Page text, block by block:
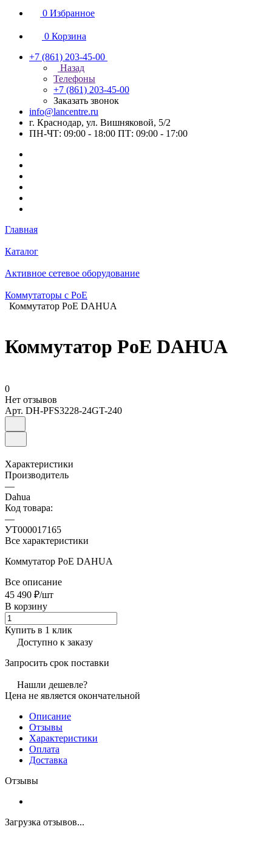
0 Избранное
0 Корзина
+7 (861) 203-45-00
Назад
Телефоны
+7 (861) 203-45-00
Заказать звонок
info@lancentre.ru
г. Краснодар, ул. Вишняковой, 5/2
ПН-ЧТ: 09:00 - 18:00 ПТ: 09:00 - 17:00
Главная
Каталог
Активное сетевое оборудование
Коммутаторы c PoE
Коммутатор PoE DAHUA
Коммутатор PoE DAHUA
0
Нет отзывов
Арт. DH-PFS3228-24GT-240
Характеристики
Производитель
—
Dahua
Код товара:
—
УТ000017165
Все характеристики
Коммутатор PoE DAHUA
Все описание
45 490 ₽/шт
В корзину
Купить в 1 клик
Доступно к заказу
Запросить срок поставки
Нашли дешевле?
Цена не является окончательной
Описание
Отзывы
Характеристики
Оплата
Доставка
Отзывы
Загрузка отзывов...